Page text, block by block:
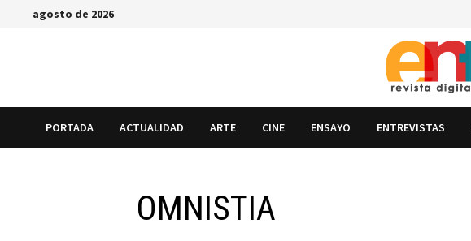
Saltaragosto de 2026
PORTADA ACTUALIDAD ARTE CINE ENSAYO ENTREVISTAS
OMNISTIA